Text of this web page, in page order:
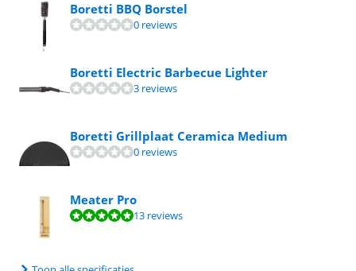
Boretti BBQ Borstel
0 reviews
Boretti Electric Barbecue Lighter
3 reviews
Boretti Grillplaat Ceramica Medium
0 reviews
Meater Pro
Beoordeling is 9,7 van de 10, gebaseerd op 13 reviews.
13 reviews